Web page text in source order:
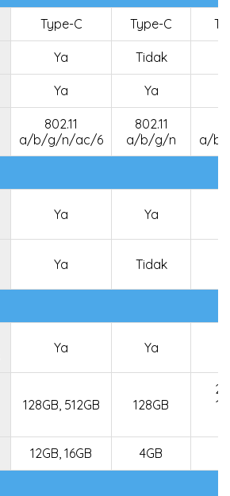
Type-C Type-C
Ya Tidak
Ya Ya
802.11
a/b/g/n/ac/6
802.11
a/b/g/n
a/b/
Ya Ya
Ya Tidak
Ya Ya
128GB, 512GB 128GB
12GB, 16GB 4GB